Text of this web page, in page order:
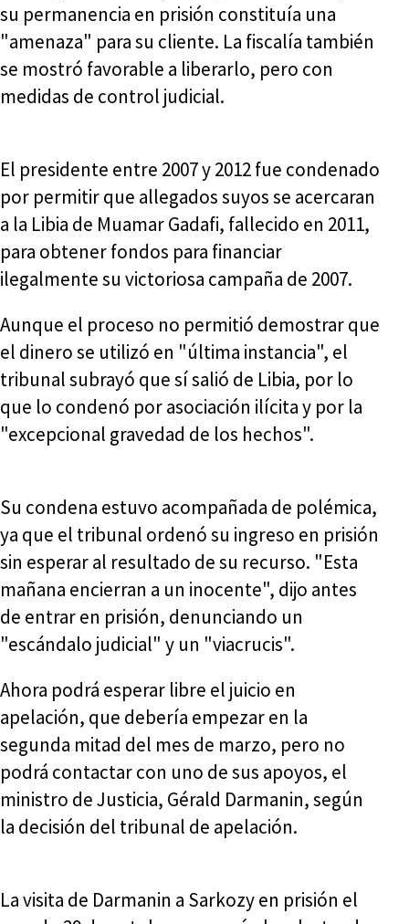
su permanencia en prisión constituía una
"amenaza" para su cliente. La fiscalía también
se mostró favorable a liberarlo, pero con
medidas de control judicial.
El presidente entre 2007 y 2012 fue condenado
por permitir que allegados suyos se acercaran
a la Libia de Muamar Gadafi, fallecido en 2011,
para obtener fondos para financiar
ilegalmente su victoriosa campaña de 2007.
Aunque el proceso no permitió demostrar que
el dinero se utilizó en "última instancia", el
tribunal subrayó que sí salió de Libia, por lo
que lo condenó por asociación ilícita y por la
"excepcional gravedad de los hechos".
Su condena estuvo acompañada de polémica,
ya que el tribunal ordenó su ingreso en prisión
sin esperar al resultado de su recurso. "Esta
mañana encierran a un inocente", dijo antes
de entrar en prisión, denunciando un
"escándalo judicial" y un "viacrucis".
Ahora podrá esperar libre el juicio en
apelación, que debería empezar en la
segunda mitad del mes de marzo, pero no
podrá contactar con uno de sus apoyos, el
ministro de Justicia, Gérald Darmanin, según
la decisión del tribunal de apelación.
La visita de Darmanin a Sarkozy en prisión el